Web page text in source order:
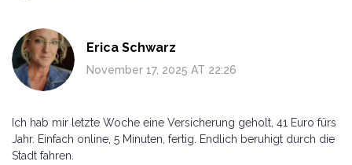
Erica Schwarz
November 17, 2025 AT 22:26
Ich hab mir letzte Woche eine Versicherung geholt, 41 Euro fürs
Jahr. Einfach online, 5 Minuten, fertig. Endlich beruhigt durch die
Stadt fahren.